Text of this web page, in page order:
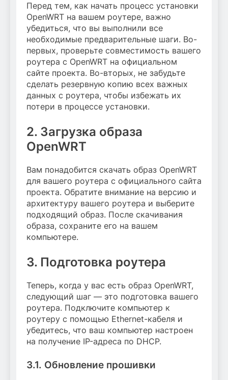
Перед тем, как начать процесс установки
OpenWRT на вашем роутере, важно
убедиться, что вы выполнили все
необходимые предварительные шаги. Во-
первых, проверьте совместимость вашего
роутера с OpenWRT на официальном
сайте проекта. Во-вторых, не забудьте
сделать резервную копию всех важных
данных с роутера, чтобы избежать их
потери в процессе установки.
2. Загрузка образа
OpenWRT
Вам понадобится скачать образ OpenWRT
для вашего роутера с официального сайта
проекта. Обратите внимание на версию и
архитектуру вашего роутера и выберите
подходящий образ. После скачивания
образа, сохраните его на вашем
компьютере.
3. Подготовка роутера
Теперь, когда у вас есть образ OpenWRT,
следующий шаг — это подготовка вашего
роутера. Подключите компьютер к
роутеру с помощью Ethernet-кабеля и
убедитесь, что ваш компьютер настроен
на получение IP-адреса по DHCP.
3.1. Обновление прошивки